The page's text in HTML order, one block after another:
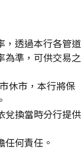
，透過本行各管道
為準，可供交易之
休市，本行將保
兌換當時分行提供
何責任。